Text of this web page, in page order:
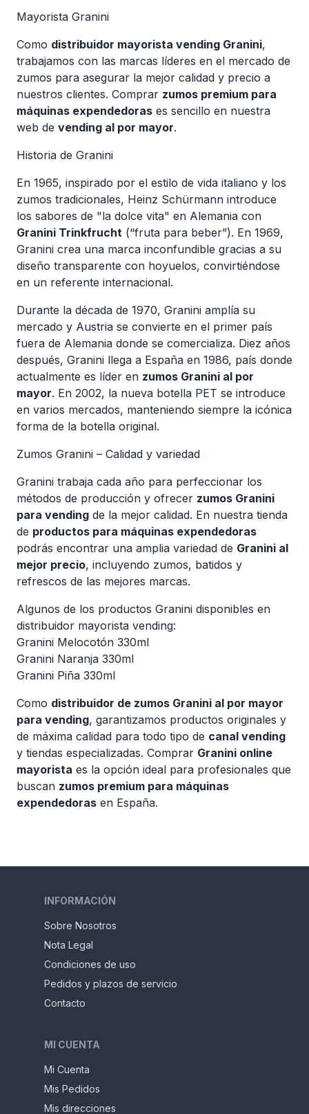
Mayorista Granini
Como distribuidor mayorista vending Granini,
trabajamos con las marcas líderes en el mercado de
zumos para asegurar la mejor calidad y precio a
nuestros clientes. Comprar zumos premium para
máquinas expendedoras es sencillo en nuestra
web de vending al por mayor.
Historia de Granini
En 1965, inspirado por el estilo de vida italiano y los
zumos tradicionales, Heinz Schürmann introduce
los sabores de "la dolce vita" en Alemania con
Granini Trinkfrucht (“fruta para beber”). En 1969,
Granini crea una marca inconfundible gracias a su
diseño transparente con hoyuelos, convirtiéndose
en un referente internacional.
Durante la década de 1970, Granini amplía su
mercado y Austria se convierte en el primer país
fuera de Alemania donde se comercializa. Diez años
después, Granini llega a España en 1986, país donde
actualmente es líder en zumos Granini al por
mayor. En 2002, la nueva botella PET se introduce
en varios mercados, manteniendo siempre la icónica
forma de la botella original.
Zumos Granini – Calidad y variedad
Granini trabaja cada año para perfeccionar los
métodos de producción y ofrecer zumos Granini
para vending de la mejor calidad. En nuestra tienda
de productos para máquinas expendedoras
podrás encontrar una amplia variedad de Granini al
mejor precio, incluyendo zumos, batidos y
refrescos de las mejores marcas.
Algunos de los productos Granini disponibles en
distribuidor mayorista vending:
Granini Melocotón 330ml
Granini Naranja 330ml
Granini Piña 330ml
Como distribuidor de zumos Granini al por mayor
para vending, garantizamos productos originales y
de máxima calidad para todo tipo de canal vending
y tiendas especializadas. Comprar Granini online
mayorista es la opción ideal para profesionales que
buscan zumos premium para máquinas
expendedoras en España.
INFORMACIÓN
Sobre Nosotros
Nota Legal
Condiciones de uso
Pedidos y plazos de servicio
Contacto
MI CUENTA
Mi Cuenta
Mis Pedidos
Mis direcciones